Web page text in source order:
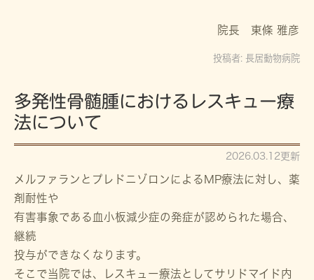
院長 東條 雅彦
投稿者: 長居動物病院
多発性骨髄腫におけるレスキュー療
法について
2026.03.12更新
メルファランとプレドニゾロンによるMP療法に対し、薬
剤耐性や
有害事象である血小板減少症の発症が認められた場合、
継続
投与ができなくなります。
そこで当院では、レスキュー療法としてサリドマイド内